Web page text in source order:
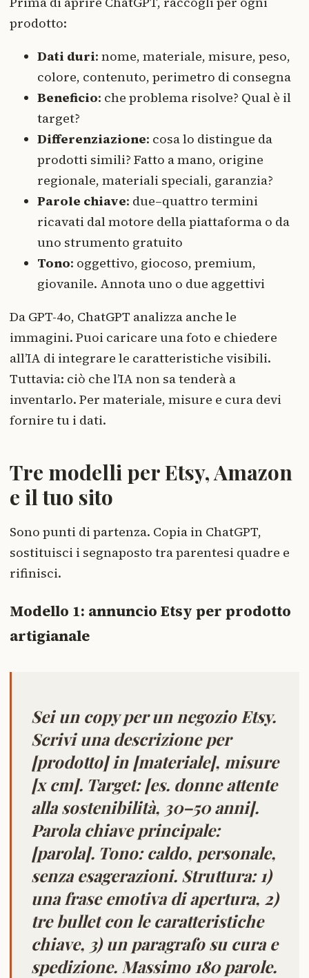
prodotto:
Dati duri: nome, materiale, misure, peso,
colore, contenuto, perimetro di consegna
Beneficio: che problema risolve? Qual è il
target?
Differenziazione: cosa lo distingue da
prodotti simili? Fatto a mano, origine
regionale, materiali speciali, garanzia?
Parole chiave: due–quattro termini
ricavati dal motore della piattaforma o da
uno strumento gratuito
Tono: oggettivo, giocoso, premium,
giovanile. Annota uno o due aggettivi
Da GPT-4o, ChatGPT analizza anche le
immagini. Puoi caricare una foto e chiedere
all’IA di integrare le caratteristiche visibili.
Tuttavia: ciò che l’IA non sa tenderà a
inventarlo. Per materiale, misure e cura devi
fornire tu i dati.
Tre modelli per Etsy, Amazon
e il tuo sito
Sono punti di partenza. Copia in ChatGPT,
sostituisci i segnaposto tra parentesi quadre e
rifinisci.
Modello 1: annuncio Etsy per prodotto
artigianale
Sei un copy per un negozio Etsy.
Scrivi una descrizione per
[prodotto] in [materiale], misure
[x cm]. Target: [es. donne attente
alla sostenibilità, 30–50 anni].
Parola chiave principale:
[parola]. Tono: caldo, personale,
senza esagerazioni. Struttura: 1)
una frase emotiva di apertura, 2)
tre bullet con le caratteristiche
chiave, 3) un paragrafo su cura e
spedizione. Massimo 180 parole.